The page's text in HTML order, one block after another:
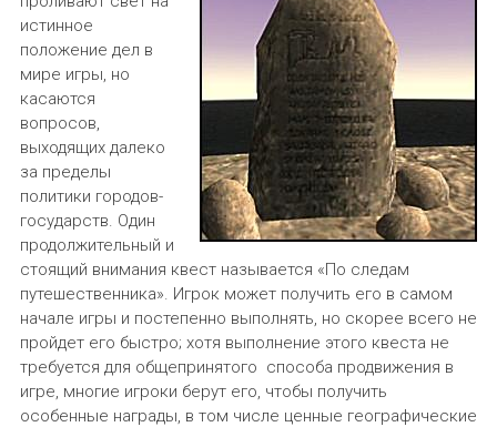
истинное
положение дел в
мире игры, но
касаются
вопросов,
выходящих далеко
за пределы
политики городов-
государств. Один
продолжительный и
стоящий внимания квест называется «По следам
путешественника». Игрок может получить его в самом
начале игры и постепенно выполнять, но скорее всего не
пройдет его быстро; хотя выполнение этого квеста не
требуется для общепринятого способа продвижения в
игре, многие игроки берут его, чтобы получить
особенные награды, в том числе ценные географические